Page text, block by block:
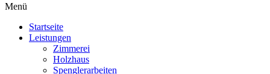
Menü
Startseite
Leistungen
Zimmerei
Holzhaus
Spenglerarbeiten